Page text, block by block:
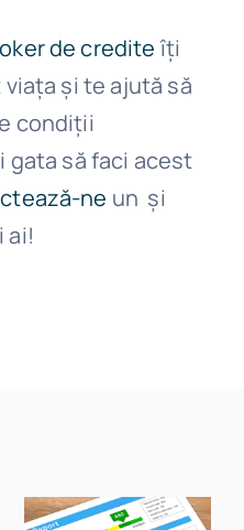
de crediteîți
și te ajută să
condiții
gata să faci acest
ne un și
ai!